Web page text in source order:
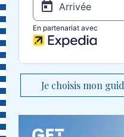
Je choisis mon